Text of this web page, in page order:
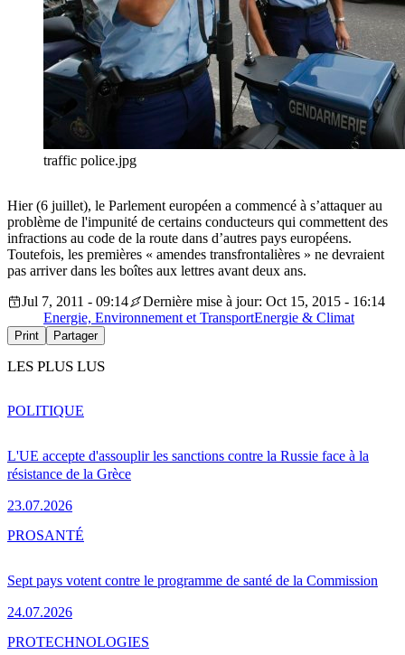
traffic police.jpg
Hier (6 juillet), le Parlement européen a commencé à s’attaquer au
problème de l'impunité de certains conducteurs qui commettent des
infractions au code de la route dans d’autres pays européens.
Toutefois, les premières « amendes transfrontalières » ne devraient
pas arriver dans les boîtes aux lettres avant deux ans.
Jul 7, 2011 - 09:14
Dernière mise à jour: Oct 15, 2015 - 16:14
Energie, Environnement et TransportEnergie & Climat
Print Partager
LES PLUS LUS
L'UE accepte d'assouplir les sanctions contre la Russie face à la
résistance de la Grèce
23.07.2026
POLITIQUE
Sept pays votent contre le programme de santé de la Commission
24.07.2026
PROSANTÉ
PROTECHNOLOGIES